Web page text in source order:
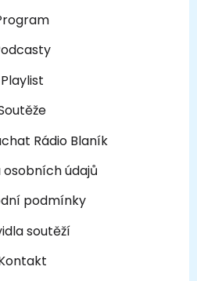
Playlist
Rádio Blaník
údajů
podmínky
soutěží